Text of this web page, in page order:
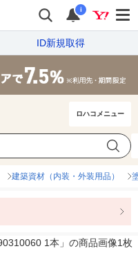
i
ID新規取得
ロハコメニュー
建築資材（内装・外装用品）